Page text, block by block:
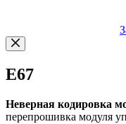
E67
Неверная кодировка
перепрошивка модуля